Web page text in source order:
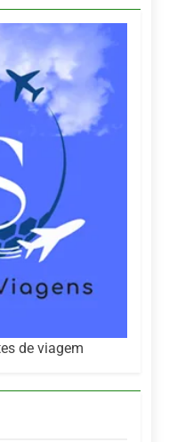
de viagem